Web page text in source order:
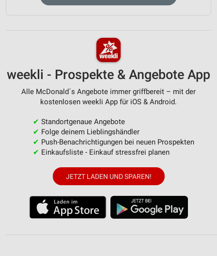
weekli - Prospekte & Angebote App
Alle McDonald´s Angebote immer griffbereit – mit der
kostenlosen weekli App für iOS & Android.
✔ Standortgenaue Angebote
✔ Folge deinem Lieblingshändler
✔ Push-Benachrichtigungen bei neuen Prospekten
✔ Einkaufsliste - Einkauf stressfrei planen
JETZT LADEN UND SPAREN!